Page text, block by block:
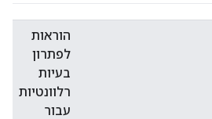
הוראות
לפתרון
בעיות
רלוונטיות
עבור